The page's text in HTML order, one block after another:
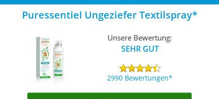
Puressentiel Ungeziefer Textilspray
Unsere Bewertung:
SEHR GUT
2990 Bewertungen